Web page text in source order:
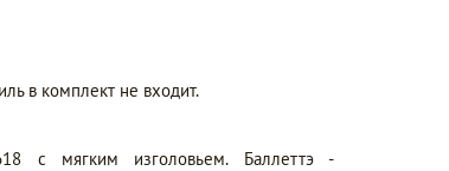
в комплект не входит.
с мягким изголовьем. Баллеттэ -